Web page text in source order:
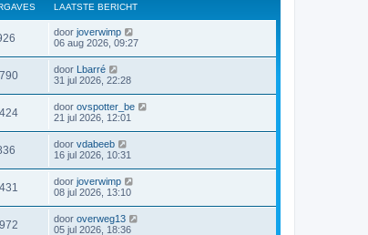
LAATSTE BERICHT
door joverwimp
06 aug 2026, 09:27
door Lbarré
31 jul 2026, 22:28
door ovspotter_be
21 jul 2026, 12:01
door vdabeeb
16 jul 2026, 10:31
door joverwimp
08 jul 2026, 13:10
door overweg13
05 jul 2026, 18:36